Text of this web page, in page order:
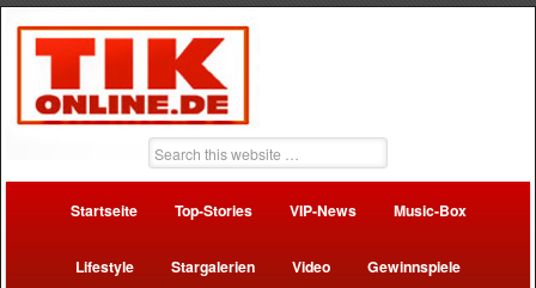
Startseite Top-Stories VIP-News Music-Box
Lifestyle Stargalerien Video Gewinnspiele